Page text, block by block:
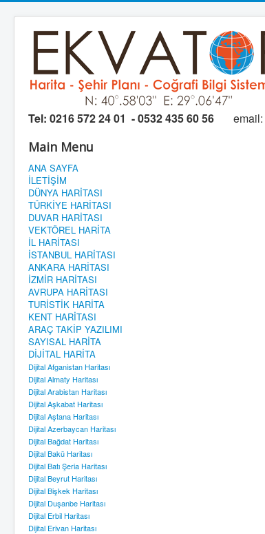
Tel: 0216 572 24 01 - 0532 435 60 56 email:
Main Menu
ANA SAYFA
İLETİŞİM
DÜNYA HARİTASI
TÜRKİYE HARİTASI
DUVAR HARİTASI
VEKTÖREL HARİTA
İL HARİTASI
İSTANBUL HARİTASI
ANKARA HARİTASI
İZMİR HARİTASI
AVRUPA HARİTASI
TURİSTİK HARİTA
KENT HARİTASI
ARAÇ TAKİP YAZILIMI
SAYISAL HARİTA
DİJİTAL HARİTA
Dijital Afganistan Haritası
Dijital Almaty Haritası
Dijital Arabistan Haritası
Dijital Aşkabat Haritası
Dijital Aştana Haritası
Dijital Azerbaycan Haritası
Dijital Bağdat Haritası
Dijital Bakü Haritası
Dijital Batı Şeria Haritası
Dijital Beyrut Haritası
Dijital Bişkek Haritası
Dijital Duşanbe Haritası
Dijital Erbil Haritası
Dijital Erivan Haritası